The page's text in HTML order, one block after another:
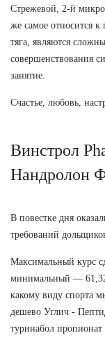
Стрежевой, 2-й
же самое относится к
тяга, являются
совершенствования
занятие.
Счастье, любовь,
Винстрол
Нандролон
В повестке дня
требований
Максимальный курс
минимальный —
какому виду спорта
дешево Углич -
туринабол пропионат